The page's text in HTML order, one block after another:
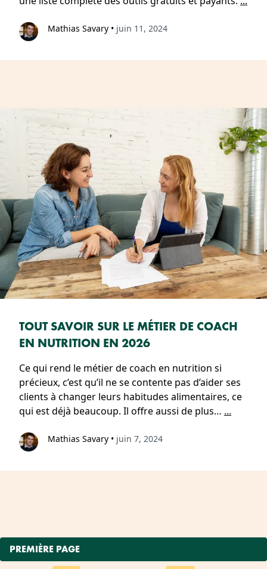
Mathias Savary • juin 11, 2024
TOUT SAVOIR SUR LE MÉTIER DE COACH
EN NUTRITION EN 2026
Ce qui rend le métier de coach en nutrition si
précieux, c’est qu’il ne se contente pas d’aider ses
clients à changer leurs habitudes alimentaires, ce
qui est déjà beaucoup. Il offre aussi de plus… ...
Mathias Savary • juin 7, 2024
PREMIÈRE PAGE